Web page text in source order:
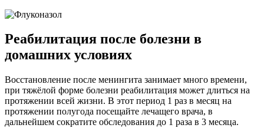
Реабилитация после болезни в
домашних условиях
Восстановление после менингита занимает много времени,
при тяжёлой форме болезни реабилитация может длиться на
протяжении всей жизни. В этот период 1 раз в месяц на
протяжении полугода посещайте лечащего врача, в
дальнейшем сократите обследования до 1 раза в 3 месяца.